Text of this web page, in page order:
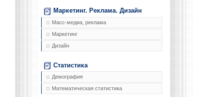
Маркетинг. Реклама. Дизайн
Масс-медиа, реклама
Маркетинг
Дизайн
Статистика
Демография
Математическая статистика